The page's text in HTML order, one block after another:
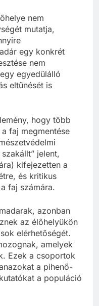
nem
mutatja,
egy konkrét
nem
egyedülálló
eltűnését is
hogy több
faj megmentése
jelent,
kifejezetten a
és kritikus
faj számára.
azonban
az élőhelyükön
elérhetőségét.
amelyek
Ezek a csoportok
a pihenő-
a populáció